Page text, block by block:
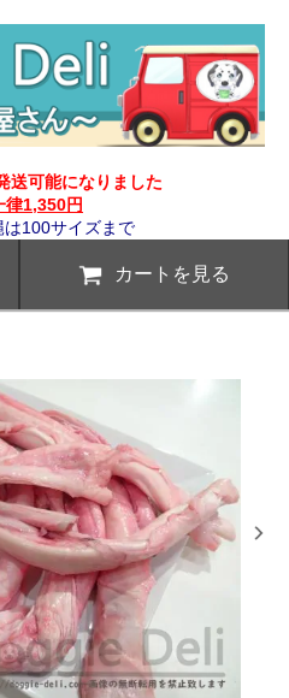
送可能になりました
律1,350円
100サイズまで
カートを見る